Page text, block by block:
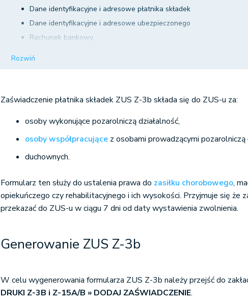
Dane identyfikacyjne i adresowe płatnika składek
Dane identyfikacyjne i adresowe ubezpieczonego
Rachunek bankowy
Wysyłka formularza Z-3b do ZUS
Rozwiń
Zaświadczenie płatnika składek ZUS Z-3b składa się do ZUS-u za:
osoby wykonujące pozarolniczą działalność,
osoby współpracujące z osobami prowadzącymi pozarolniczą
duchownych.
Formularz ten służy do ustalenia prawa do zasiłku chorobowego,
opiekuńczego czy rehabilitacyjnego i ich wysokości. Przyjmuje się że
przekazać do ZUS-u w ciągu 7 dni od daty wystawienia zwolnienia.
Generowanie ZUS Z-3b
W celu wygenerowania formularza ZUS Z-3b należy przejść do
DRUKI Z-3B i Z-15A/B » DODAJ ZAŚWIADCZENIE.